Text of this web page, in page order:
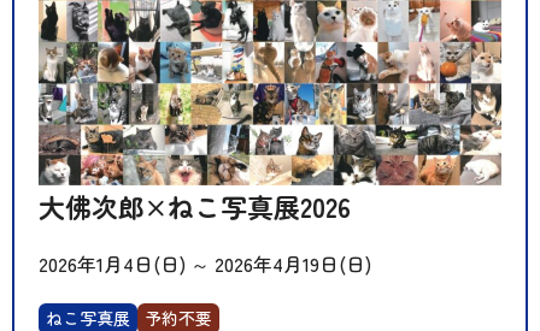
大佛次郎×ねこ写真展2026
2026年1月4日(日) ～ 2026年4月19日(日)
ねこ写真展 予約不要